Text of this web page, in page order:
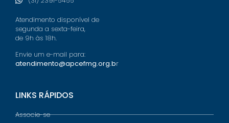
Atendimento disponível de
segunda a sexta-feira,
de 9h às 18h.
Envie um e-mail para:
atendimento@apcefmg.org.br
LINKS RÁPIDOS
Associe-se